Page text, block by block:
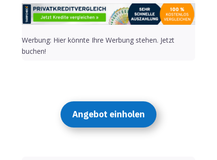
Werbung: Hier könnte Ihre Werbung stehen. Jetzt
buchen!
Angebot einholen